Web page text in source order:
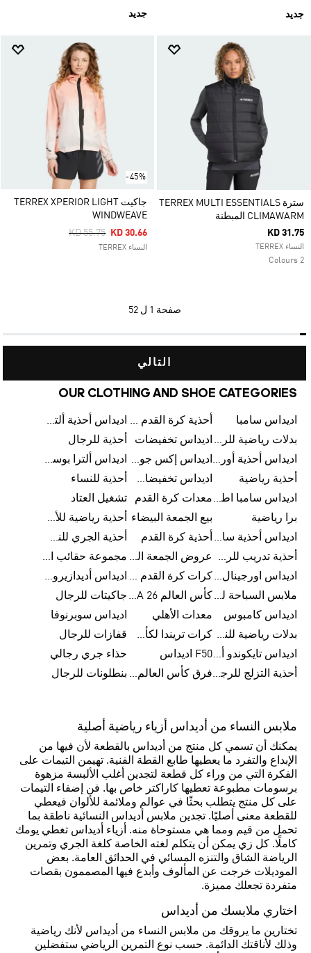
جديد جديد
سترة TERREX MULTI ESSENTIALS
CLIMAWARM المبطنة
KD 31.75
النساء TERREX
2 Colours
-45%
جاكيت TERREX XPERIOR LIGHT
WINDWEAVE
Price Reduced From
KD 55.75ToKD 30.66
النساء TERREX
صفحة 1 ل 52
التالي
OUR CLOTHING AND SHOE CATEGORIES
اديداس سامبا أحذية كرة القدم للرجال
اديداس أحذية ألترا بوست للرجال
بدلات رياضية للرجال اديداس تخفيضات
أحذية للرجال
اديداس أحذية أورجينالز
اديداس إكس جود بيلينغهام
اديداس ألترا بوست
أحذية رياضية
اديداس تخفيضات للأطفال
أحذية للنساء
اديداس سامبا اطفالمعدات كرة القدم
تشغيل العتاد
برا رياضية
بيع الجمعة البيضاء
أحذية رياضية للأطفال
اديداس أحذية سامبا للنساء أحذية كرة القدم
أحذية الجري للنساء
أحذية تدريب للرجال
عروض الجمعة البيضاء للرجال
مجموعة حقائب الظهر
اديداس اورجينال ملابس
كرات كرة القدم للرجال
اديداس أديدازيرو معدات الجري
ملابس السباحة للرجال
كأس العالم FIFA 26™ جاكيتات للرجال
اديداس كامبوس
معدات الأهلي
اديداس سوبرنوفا
بدلات رياضية للنساء
كرات تريندا لكأس العالم FIFA 26™
قفازات للرجال
اديداس تايكوندو أورجنالزF50 اديداس
حذاء جري رجالي
أحذية التزلج للرجال
فرق كأس العالم FIFA 26™ بنطلونات للرجال
ملابس النساء من أديداس أزياء رياضية أصلية
يمكنك أن تسمي كل منتج من أديداس بالقطعة لأن فيها من
الإبداع والتفرد ما يعطيها طابع القطة الفنية. تهيمن التيمات على
الفكرة التي من وراء كل قطعة لتجدين أغلب الألبسة مزهوة
برسومات مطبوعة تعطيها كاراكتر خاص بها. فن إضفاء التيمات
على كل منتج يتطلب بحثًا في عوالم وملائمة للألوان فيعطي
للقطعة معنى أصليًا. تجدين ملابس أديداس النسائية ناطقة بما
تحمل من قيم ومما هي مستوحاة منه. أزياء أديداس تغطي يومك
كاملًا. كل زي يمكن أن يتكلم لغته الخاصة كلغة الجري وتمرين
الرياضة الشاق والتنزه المسائي في الحدائق العامة. بعض
الموديلات خرجت عن المألوف وأبدع فيها المصممون بقصات
متفردة تجعلك مميزة.
اختاري ملابسك من أديداس
تختارين ما يروقك من ملابس النساء من أديداس لأنك رياضية
وذلك لأناقتك الدائمة. حسب نوع التمرين الرياضي ستفضلين